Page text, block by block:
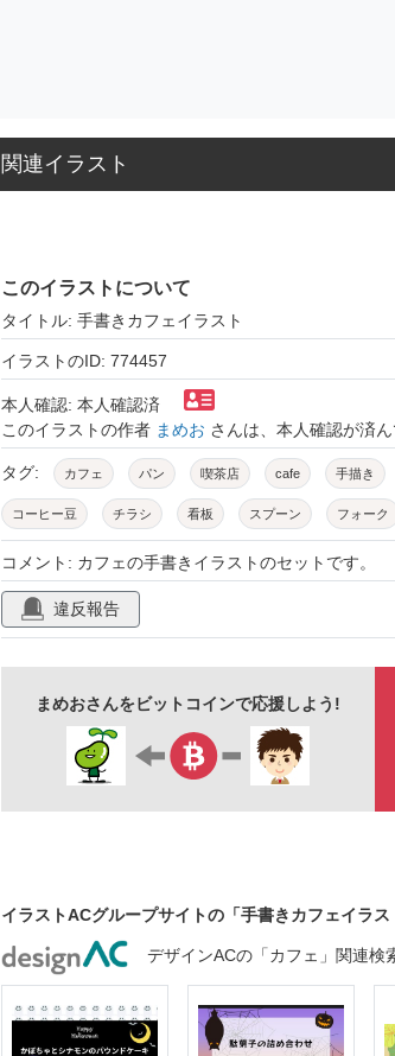
関連イラスト
このイラストについて
タイトル: 手書きカフェイラスト
イラストのID: 774457
本人確認: 本人確認済
このイラストの作者 まめお さんは、本人確認が済
タグ: カフェ パン 喫茶店 cafe 手描き
コーヒー豆 チラシ 看板 スプーン フォーク
黒板 メニュー ランチ クロワッサン
フランスパン ホットケーキ
ゆで卵 塩 こしょう コショウ テーブル
やかん カップ グラス コップ おやつ
飲食店 クリームパン 砂糖
コメント: カフェの手書きイラストのセットです。
違反報告
まめおさんをビットコインで応援しよう!
イラストACグループサイトの「手書きカフェイラ
デザインACの「カフェ」関連検